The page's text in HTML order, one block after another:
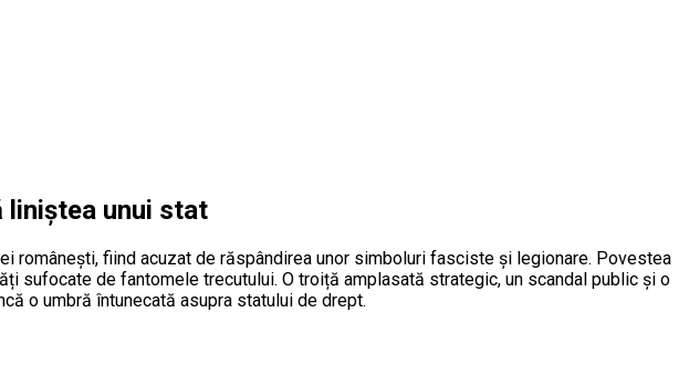
liniștea unui stat
românești, fiind acuzat de răspândirea unor simboluri fasciste și legionare. Povestea
sufocate de fantomele trecutului. O troiță amplasată strategic, un scandal public și o
o umbră întunecată asupra statului de drept.